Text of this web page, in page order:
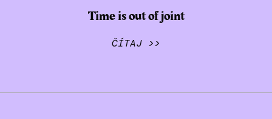
Time is out of joint
ČÍTAJ >>